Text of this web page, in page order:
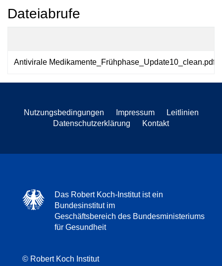
Dateiabrufe
Antivirale Medikamente_Frühphase_Update10_clean.pdf
Nutzungsbedingungen Impressum
Leitlinien
Datenschutzerklärung
Kontakt
Das Robert Koch-Institut ist ein
Bundesinstitut im
Geschäftsbereich des Bundesministeriums
für Gesundheit
© Robert Koch Institut